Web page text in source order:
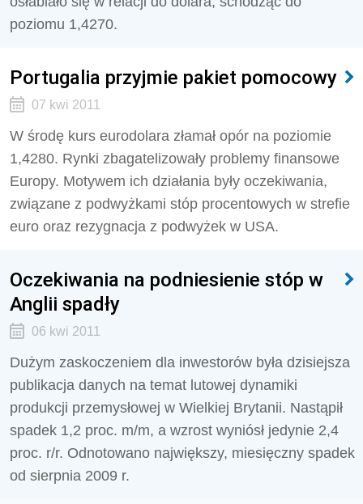
poziomu 1,4270.
Portugalia przyjmie pakiet pomocowy
07 kwi 2011
W środę kurs eurodolara złamał opór na poziomie
1,4280. Rynki zbagatelizowały problemy finansowe
Europy. Motywem ich działania były oczekiwania,
związane z podwyżkami stóp procentowych w strefie
euro oraz rezygnacja z podwyżek w USA.
Oczekiwania na podniesienie stóp w
Anglii spadły
06 kwi 2011
Dużym zaskoczeniem dla inwestorów była dzisiejsza
publikacja danych na temat lutowej dynamiki
produkcji przemysłowej w Wielkiej Brytanii. Nastąpił
spadek 1,2 proc. m/m, a wzrost wyniósł jedynie 2,4
proc. r/r. Odnotowano największy, miesięczny spadek
od sierpnia 2009 r.